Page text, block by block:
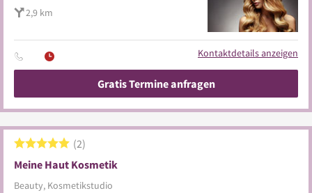
2,9 km
Kontaktdetails anzeigen
Gratis Termine anfragen
Meine Haut Kosmetik
Beauty, Kosmetikstudio
2